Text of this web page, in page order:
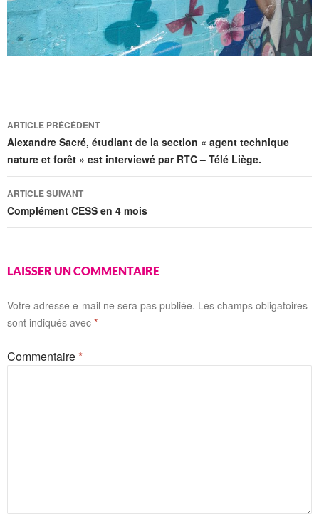
Navigation
des
articles
ARTICLE PRÉCÉDENT
Alexandre Sacré, étudiant de la section « agent technique
nature et forêt » est interviewé par RTC – Télé Liège.
ARTICLE SUIVANT
Complément CESS en 4 mois
LAISSER UN COMMENTAIRE
Votre adresse e-mail ne sera pas publiée. Les champs obligatoires
sont indiqués avec *
Commentaire*